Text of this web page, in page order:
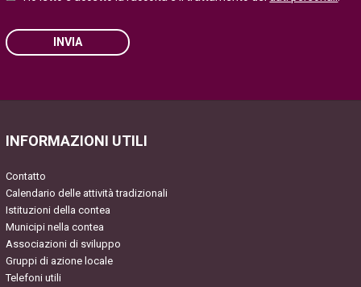
INVIA
INFORMAZIONI UTILI
Contatto
Calendario delle attività tradizionali
Istituzioni della contea
Municipi nella contea
Associazioni di sviluppo
Gruppi di azione locale
Telefoni utili